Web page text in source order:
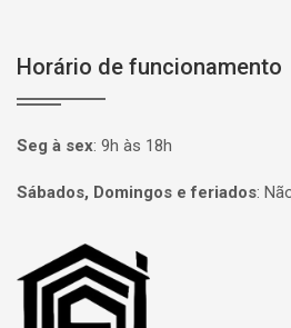
Horário de funcionamento
Seg à sex: 9h às 18h
Sábados, Domingos e feriados:
Página inicial